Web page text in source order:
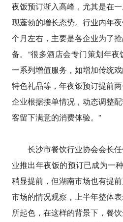
夜饭预订渐入高峰，尤其是在
现蓬勃的增长态势。行业内年
个月左右，主要是各企业为了
备。“很多酒店会专门策划年
一系列增值服务，如增加传统
特色礼品等，年夜饭预订提前
企业根据接单情况，动态调整
客留下满意的消费体验。”
长沙市餐饮行业协会会长任
业推出年夜饭的预订已成为一
稍显提前，但湖南市场也有提
市场的情况观察，上半年整体
所起色，在这样的背景下，餐